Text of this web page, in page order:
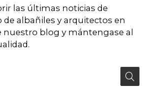
las últimas noticias de
albañiles y arquitectos en
nuestro blog y mántengase al